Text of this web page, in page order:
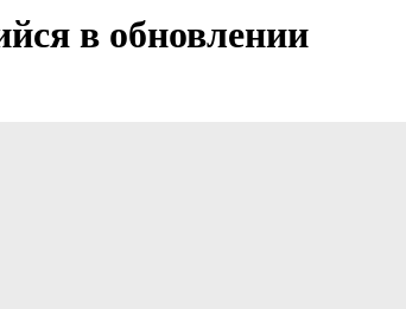
в обновлении